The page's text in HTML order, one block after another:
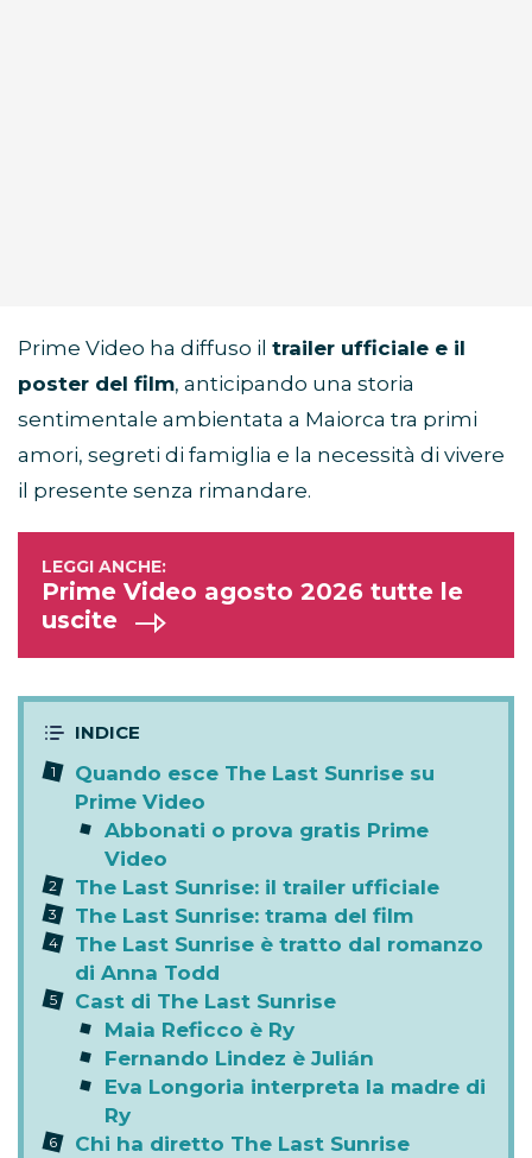
Prime Video ha diffuso il trailer ufficiale e il
poster del film, anticipando una storia
sentimentale ambientata a Maiorca tra primi
amori, segreti di famiglia e la necessità di vivere
il presente senza rimandare.
Prime Video agosto 2026 tutte le
uscite
Quando esce The Last Sunrise su
Prime Video
Abbonati o prova gratis Prime
Video
The Last Sunrise: il trailer ufficiale
The Last Sunrise: trama del film
The Last Sunrise è tratto dal romanzo
di Anna Todd
Cast di The Last Sunrise
Maia Reficco è Ry
Fernando Lindez è Julián
Eva Longoria interpreta la madre di
Ry
Chi ha diretto The Last Sunrise